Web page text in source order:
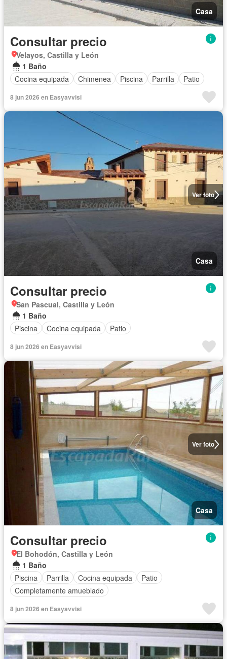
Casa
Consultar precio
Velayos, Castilla y León
1 Baño
Cocina equipada
Chimenea Piscina Parrilla Patio
8 jun 2026 en Easyavvisi
Ver foto
Casa
Consultar precio
San Pascual, Castilla y León
1 Baño
Piscina
Cocina equipada Patio
8 jun 2026 en Easyavvisi
Ver foto
Casa
Consultar precio
El Bohodón, Castilla y León
1 Baño
Piscina
Parrilla Cocina equipada
Patio
Completamente amueblado
8 jun 2026 en Easyavvisi